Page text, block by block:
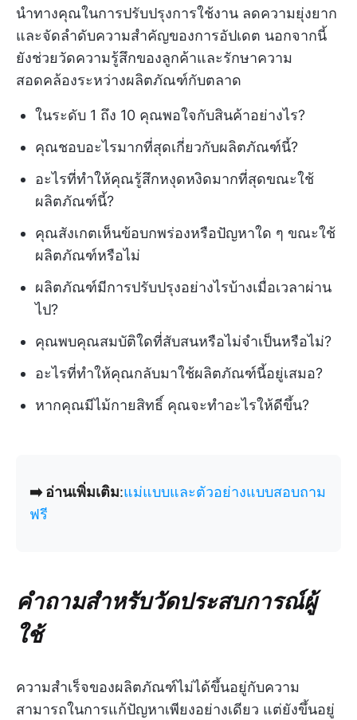
นำทางคุณในการปรับปรุงการใช้งาน ลดความยุ่งยาก
และจัดลำดับความสำคัญของการอัปเดต นอกจากนี้
ยังช่วยวัดความรู้สึกของลูกค้าและรักษาความ
สอดคล้องระหว่างผลิตภัณฑ์กับตลาด
ในระดับ 1 ถึง 10 คุณพอใจกับสินค้าอย่างไร?
คุณชอบอะไรมากที่สุดเกี่ยวกับผลิตภัณฑ์นี้?
อะไรที่ทำให้คุณรู้สึกหงุดหงิดมากที่สุดขณะใช้
ผลิตภัณฑ์นี้?
คุณสังเกตเห็นข้อบกพร่องหรือปัญหาใด ๆ ขณะใช้
ผลิตภัณฑ์หรือไม่
ผลิตภัณฑ์มีการปรับปรุงอย่างไรบ้างเมื่อเวลาผ่าน
ไป?
คุณพบคุณสมบัติใดที่สับสนหรือไม่จำเป็นหรือไม่?
อะไรที่ทำให้คุณกลับมาใช้ผลิตภัณฑ์นี้อยู่เสมอ?
หากคุณมีไม้กายสิทธิ์ คุณจะทำอะไรให้ดีขึ้น?
➡️ อ่านเพิ่มเติม:แม่แบบและตัวอย่างแบบสอบถาม
ฟรี
คำถามสำหรับวัดประสบการณ์ผู้
ใช้
ความสำเร็จของผลิตภัณฑ์ไม่ได้ขึ้นอยู่กับความ
สามารถในการแก้ปัญหาเพียงอย่างเดียว แต่ยังขึ้นอยู่